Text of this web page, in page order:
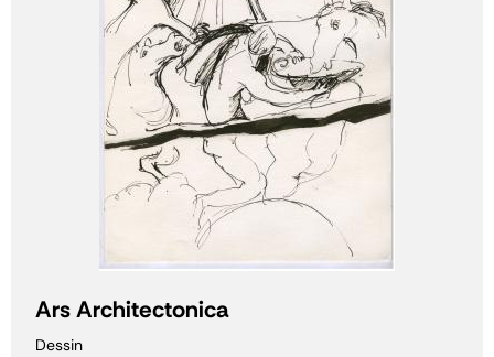
Ars Architectonica
Dessin